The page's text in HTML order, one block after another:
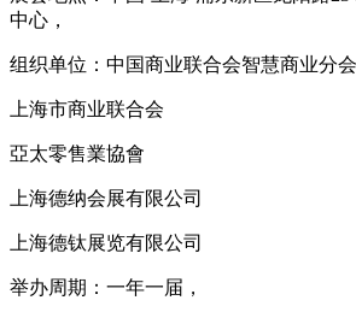
中心，
组织单位：中国商业联合会智慧商业分会
上海市商业联合会
亞太零售業協會
上海德纳会展有限公司
上海德钛展览有限公司
举办周期：一年一届，